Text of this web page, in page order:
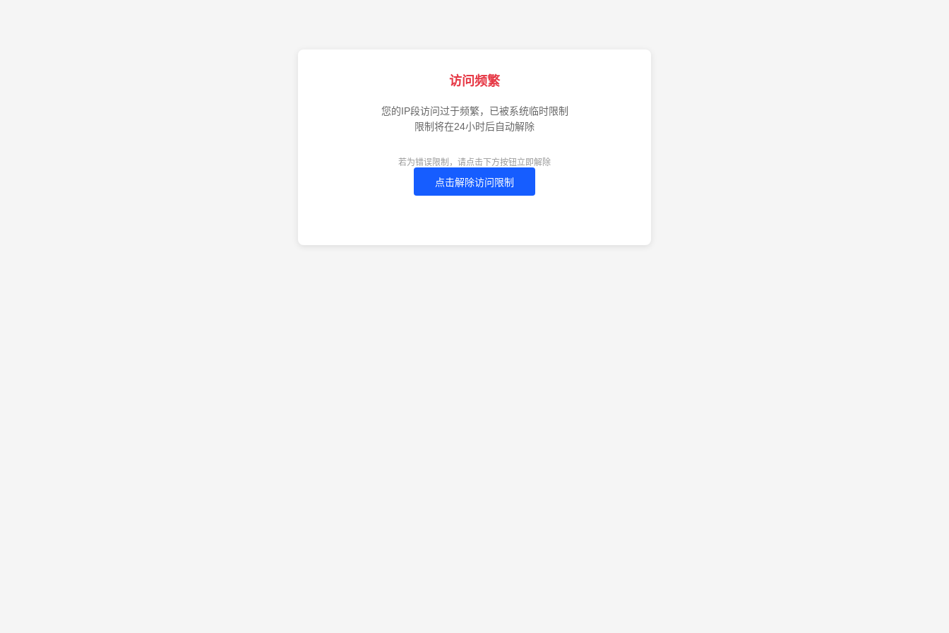
访问频繁
您的IP段访问过于频繁，已被系统临时限制
限制将在24小时后自动解除
若为错误限制，请点击下方按钮立即解除
点击解除访问限制